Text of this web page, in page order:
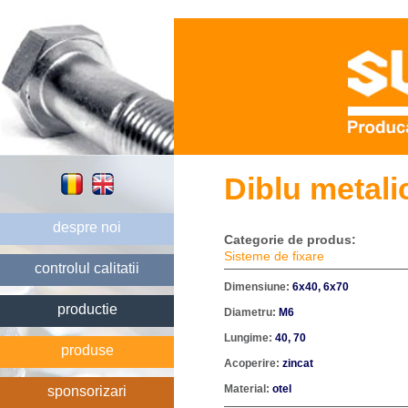
despre noi
controlul calitatii
productie
produse
sponsorizari
Diblu
Categorie de produs:
Sisteme de fixare
Dimensiune: 6x40, 6x70
Diametru: M6
Lungime: 40, 70
Acoperire: zincat
Material: otel